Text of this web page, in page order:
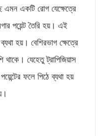
এমন একটি রোগ যেক্ষেত্রে
পয়েন্ট তৈরি হয়। এই
হয়। বেশিরভাগ ক্ষেত্রে
থাকে। যেহেতু ট্রাপিজিয়াস
ফলে পিঠে ব্যথা হয়